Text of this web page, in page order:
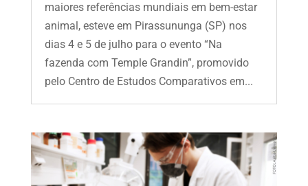
maiores referências mundiais em bem-estar
animal, esteve em Pirassununga (SP) nos
dias 4 e 5 de julho para o evento “Na
fazenda com Temple Grandin”, promovido
pelo Centro de Estudos Comparativos em...